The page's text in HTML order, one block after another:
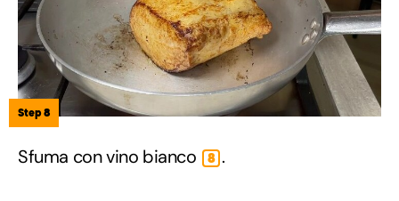
Step 8
Sfuma con vino bianco 8 .